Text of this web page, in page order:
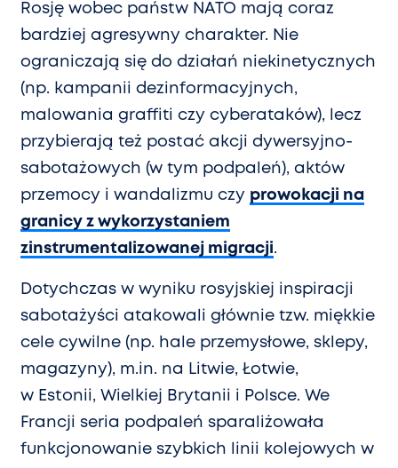
Rosję wobec państw NATO mają coraz
bardziej agresywny charakter. Nie
ograniczają się do działań niekinetycznych
(np. kampanii dezinformacyjnych,
malowania graffiti czy cyberataków), lecz
przybierają też postać akcji dywersyjno-
sabotażowych (w tym podpaleń), aktów
przemocy i wandalizmu czy prowokacji na
granicy z wykorzystaniem
zinstrumentalizowanej migracji.
Dotychczas w wyniku rosyjskiej inspiracji
sabotażyści atakowali głównie tzw. miękkie
cele cywilne (np. hale przemysłowe, sklepy,
magazyny), m.in. na Litwie, Łotwie,
w Estonii, Wielkiej Brytanii i Polsce. We
Francji seria podpaleń sparaliżowała
funkcjonowanie szybkich linii kolejowych w